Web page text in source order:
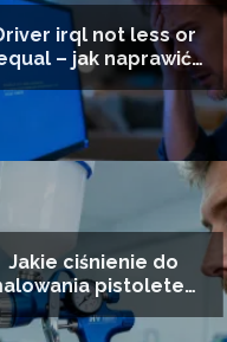
irql not less or
– jak naprawić
ten błąd?
Jakie ciśnienie do
pistoletem
wybrać? Poradnik